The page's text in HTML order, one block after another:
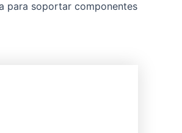
para soportar componentes